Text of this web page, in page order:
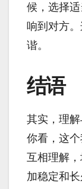
候，选择
响到对方
谐。
结语
其实，理解
你看，这
互相理解
加稳定和